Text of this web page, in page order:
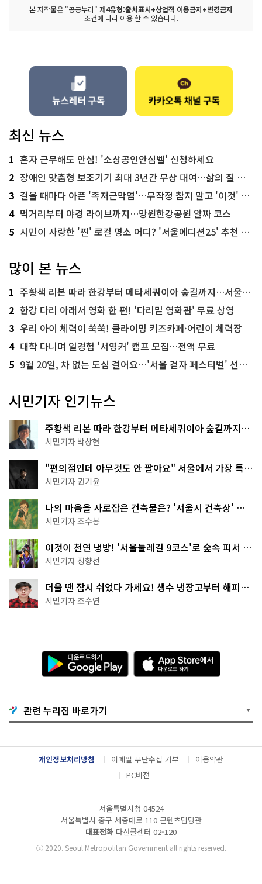
본 저작물은 "공공누리" 제4유형:출처표시+상업적 이용금지+변경금지
조건에 따라 이용 할 수 있습니다.
최신 뉴스
1 혼자 근무해도 안심! '소상공인안심벨' 신청하세요
2 장애인 맞춤형 보조기기 최대 3년간 무상 대여…삶의 질 높인다
3 걸을 때마다 아픈 '족저근막염'…무작정 참지 말고 '이것' 해보세요!
4 먹거리부터 야경 라이브까지…망원한강공원 알짜 코스
5 시민이 사랑한 '찐' 로컬 명소 어디? '서울에디션25' 추천 코스
많이 본 뉴스
1 주황색 리본 따라 한강부터 메타세쿼이아 숲길까지…서울둘레길 15코스
2 한강 다리 아래서 영화 한 편! '다리밑 영화관' 무료 상영
3 우리 아이 체력이 쑥쑥! 클라이밍 키즈카페·어린이 체력장
4 대학 다니며 일경험 '서영커' 캠프 모집…전액 무료
5 9월 20일, 차 없는 도심 걸어요…'서울 걷자 페스티벌' 선착순 5천명
시민기자 인기뉴스
주황색 리본 따라 한강부터 메타세쿼이아 숲길까지…
서울둘레길 15코스
시민기자 박상현
"편의점인데 아무것도 안 팔아요" 서울에서 가장 특별
한 편의점의 정체
시민기자 권기윤
나의 마음을 사로잡은 건축물은? '서울시 건축상' 수
상작 공개!
시민기자 조수봉
이것이 천연 냉방! '서울둘레길 9코스'로 숲속 피서 떠
나볼까
시민기자 정향선
더울 땐 잠시 쉬었다 가세요! 생수 냉장고부터 해피소
·무더위쉼터까지
시민기자 조수연
다
운
로
기
G
o
g
l
e
A
p
p
e
서
다
운
관련 누리집 바로가기
개인정보처리방침 이메일 무단수집 거부
이용약관
PC버전
서울특별시청 04524
서울특별시 중구 세종대로 110 콘텐츠담당관
대표전화 다산콜센터 02-120
ⓒ2020. Seoul Metropolitan Government all rights reserved.